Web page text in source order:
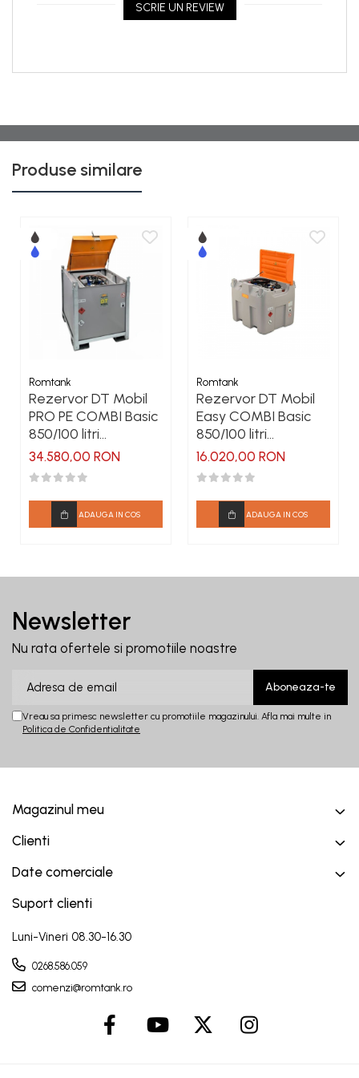
SCRIE UN REVIEW
Produse similare
Romtank
Rezervor DT Mobil
PRO PE COMBI Basic
850/100 litri
(Diesel/uree),
BIPUMP, 12 V, 85
l/min, capac
34.580,00 RON
ADAUGA IN COS
Romtank
Rezervor DT Mobil
Easy COMBI Basic
850/100 litri
(Diesel/uree),
pompa 12V/24V, cu
capac
16.020,00 RON
ADAUGA IN COS
Newsletter
Nu rata ofertele si promotiile noastre
Vreau sa primesc newsletter cu promotiile magazinului. Afla mai multe in
Politica de Confidentialitate
Magazinul meu
Clienti
Date comerciale
Suport clienti
Luni-Vineri 08.30-16.30
0268.586.059
comenzi@romtank.ro